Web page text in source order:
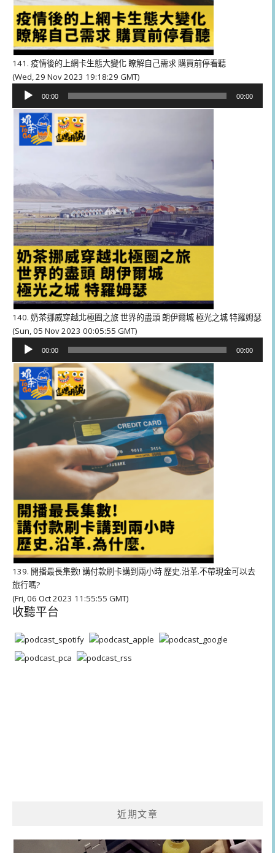
141. 疫情後的上網卡生態大變化 瞭解自己需求 購買前停看聽
(Wed, 29 Nov 2023 19:18:29 GMT)
播
器
00:00 00:00
140. 奶茶挪威穿越北極圈之旅 世界的盡頭 朗伊爾城 極光之城 特羅姆瑟
(Sun, 05 Nov 2023 00:05:55 GMT)
播
放
器
00:00 00:00
139. 開播最長集數! 講付款刷卡講到兩小時 歷史.沿革.不帶現金可以去
旅行嗎?
(Fri, 06 Oct 2023 11:55:55 GMT)
收聽平台
近期文章